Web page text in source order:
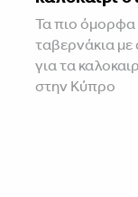
Τα πιο όμορφα
ταβερνάκια με
για τα
στην Κύπρο